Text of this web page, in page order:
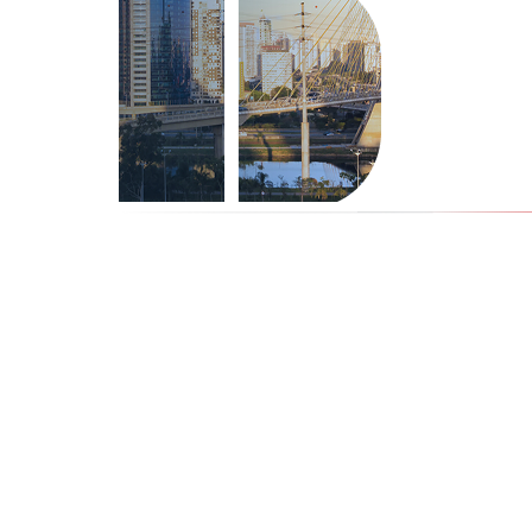
Zoneamento e Potencial
decifrar o que...
Leia mais